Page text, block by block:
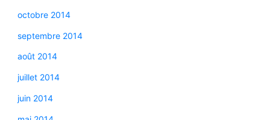
octobre 2014
septembre 2014
août 2014
juillet 2014
juin 2014